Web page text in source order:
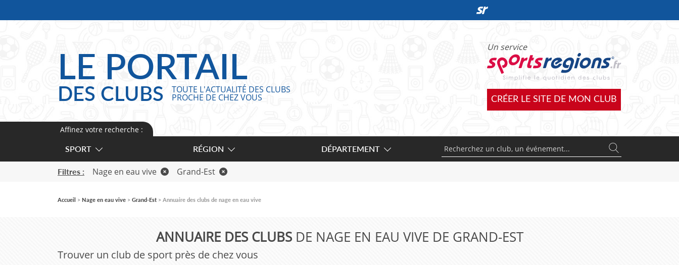
ANNUAIRE DES CLUBSDE NAGE EN EAU VIVE DE GRAND-EST
Trouver un club de sport près de chez vous
Affinez votre recherche :
SPORT
RÉGION DÉPARTEMENT
Filtres : Nage en eau vive Grand-Est
Accueil Nage en eau vive Grand-Est Annuaire des clubs de nage en eau vive
LE PORTAIL
DES CLUBS TOUTE L'ACTUALITÉ DES CLUBS
PROCHE DE CHEZ VOUS
Un service
CRÉER LE SITE DE MON CLUB